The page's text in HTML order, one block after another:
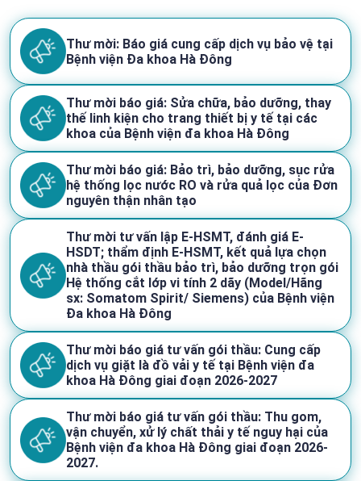
Thư mời: Báo giá cung cấp dịch vụ bảo vệ tại
Bệnh viện Đa khoa Hà Đông
Thư mời báo giá: Sửa chữa, bảo dưỡng, thay
thế linh kiện cho trang thiết bị y tế tại các
khoa của Bệnh viện đa khoa Hà Đông
Thư mời báo giá: Bảo trì, bảo dưỡng, sục rửa
hệ thống lọc nước RO và rửa quả lọc của Đơn
nguyên thận nhân tạo
Thư mời tư vấn lập E-HSMT, đánh giá E-
HSDT; thẩm định E-HSMT, kết quả lựa chọn
nhà thầu gói thầu bảo trì, bảo dưỡng trọn gói
Hệ thống cắt lớp vi tính 2 dãy (Model/Hãng
sx: Somatom Spirit/ Siemens) của Bệnh viện
Đa khoa Hà Đông
Thư mời báo giá tư vấn gói thầu: Cung cấp
dịch vụ giặt là đồ vải y tế tại Bệnh viện đa
khoa Hà Đông giai đoạn 2026-2027
Thư mời báo giá tư vấn gói thầu: Thu gom,
vận chuyển, xử lý chất thải y tế nguy hại của
Bệnh viện đa khoa Hà Đông giai đoạn 2026-
2027.